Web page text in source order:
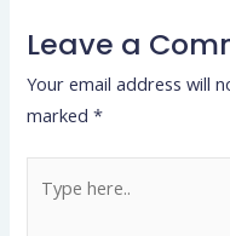
Leave a
Your email address will
marked*
here..